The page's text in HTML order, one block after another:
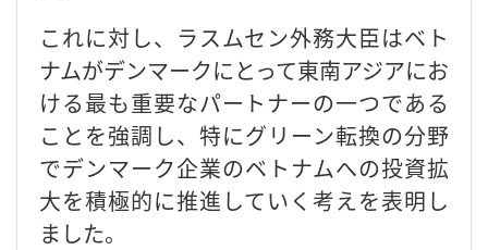
これに対し、ラスムセン外務大臣はベト
ナムがデンマークにとって東南アジアにお
ける最も重要なパートナーの一つである
ことを強調し、特にグリーン転換の分野
でデンマーク企業のベトナムへの投資拡
大を積極的に推進していく考えを表明し
ました。